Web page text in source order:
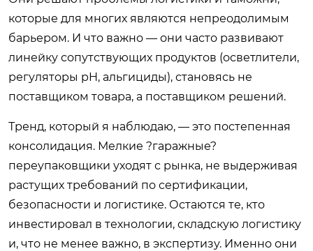
которые для многих являются непреодолимым
барьером. И что важно — они часто развивают
линейку сопутствующих продуктов (осветлители,
регуляторы pH, альгициды), становясь не
поставщиком товара, а поставщиком решений.
Тренд, который я наблюдаю, — это постепенная
консолидация. Мелкие ?гаражные?
переупаковщики уходят с рынка, не выдерживая
растущих требований по сертификации,
безопасности и логистике. Остаются те, кто
инвестировал в технологии, складскую логистику
и, что не менее важно, в экспертизу. Именно они